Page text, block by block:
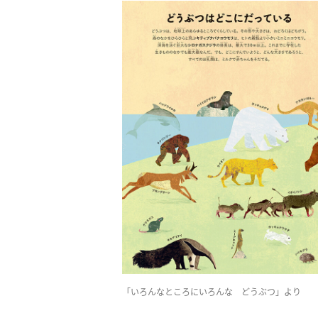
「いろんなところにいろんな どうぶつ」より